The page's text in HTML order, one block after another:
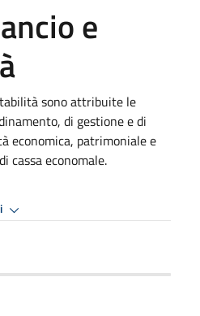
e
sono attribuite le
di gestione e di
economica, patrimoniale e
cassa economale.